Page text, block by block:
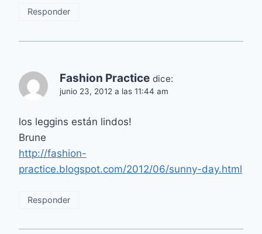
Responder
Fashion Practice dice:
junio 23, 2012 a las 11:44 am
los leggins están lindos!
Brune
http://fashion-
practice.blogspot.com/2012/06/sunny-day.html
Responder